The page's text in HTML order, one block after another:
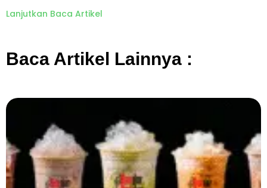
Lanjutkan Baca Artikel
Baca Artikel Lainnya :